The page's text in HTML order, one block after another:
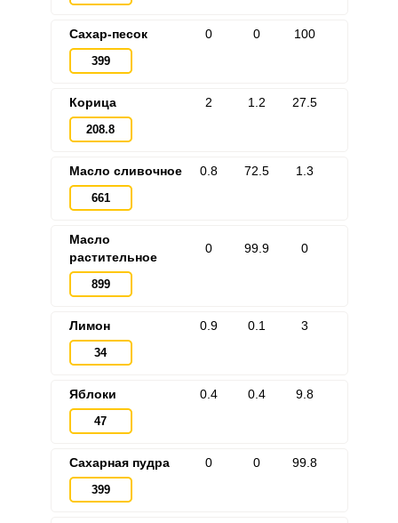
Сахар-песок
399
0 0 100
Корица
208.8
2 1.2 27.5
Масло сливочное
661
0.8 72.5 1.3
Масло
растительное
899
0 99.9 0
Лимон
34
0.9 0.1 3
Яблоки
47
0.4 0.4 9.8
Сахарная пудра
399
0 0 99.8